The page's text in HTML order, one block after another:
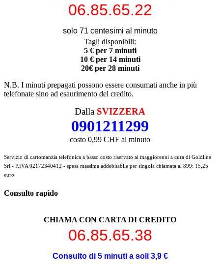
06.85.65.22
solo 71 centesimi al minuto
Tagli disponibili:
5 € per 7 minuti
10 € per 14 minuti
20€ per 28 minuti
N.B. I minuti prepagati possono essere consumati anche in più
telefonate sino ad esaurimento del credito.
Dalla SVIZZERA
0901211299
costo 0,99 CHF al minuto
Servizio di cartomanzia telefonica a basso costo riservato ai maggiorenni a cura di Goldline
Srl - P.IVA 02172340412 - spesa massima addebitabile per singola chiamata al 899: 15,25
euro
Consulto rapido
CHIAMA CON CARTA DI CREDITO
06.85.65.38
Consulto di 5 minuti a soli 3,9 €